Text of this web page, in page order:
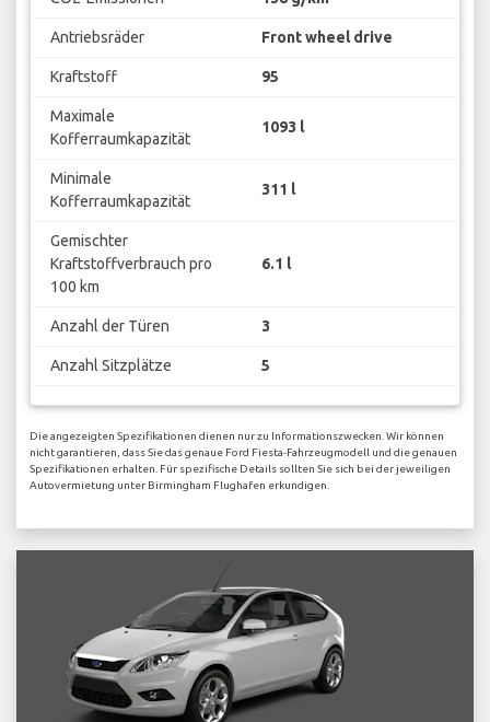
Antriebsräder Front wheel drive
Kraftstoff 95
Maximale
Kofferraumkapazität
1093 l
Minimale
Kofferraumkapazität
311 l
Gemischter
Kraftstoffverbrauch pro
100 km
6.1 l
Anzahl der Türen 3
Anzahl Sitzplätze 5
Die angezeigten Spezifikationen dienen nur zu Informationszwecken. Wir können
nicht garantieren, dass Sie das genaue Ford Fiesta-Fahrzeugmodell und die genauen
Spezifikationen erhalten. Für spezifische Details sollten Sie sich bei der jeweiligen
Autovermietung unter Birmingham Flughafen erkundigen.